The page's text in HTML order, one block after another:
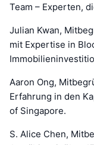
Team – Experten,
Julian Kwan,
mit Expertise in
Aaron Ong,
Erfahrung in den
of Singapore.
S. Alice Chen,